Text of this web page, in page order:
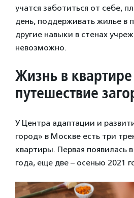
учатся заботиться от себе,
день, поддерживать жилье в
другие навыки в стенах
невозможно.
Жизнь в
путешествие
У Центра адаптации и
город» в Москве есть три
квартиры. Первая появилась
года, еще две – осенью 2021